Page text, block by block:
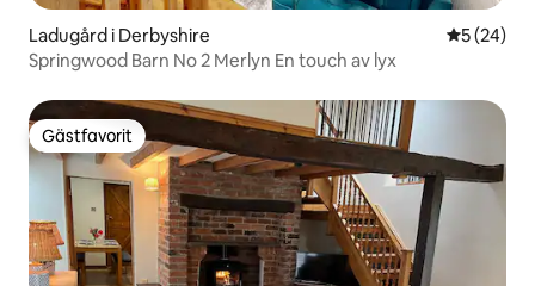
Ladugård i Derbyshire 5 av 5 i
5 (24)
Springwood Barn No 2 Merlyn En touch av lyx
Gästfavorit
Gästfavorit